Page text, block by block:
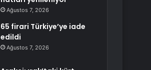
Ağustos 7, 2026
65 firari Türkiye’ye iade
edildi
Ağustos 7, 2026